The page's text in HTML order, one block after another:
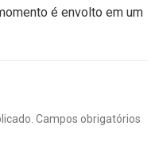
é envolto em um
Campos obrigatórios